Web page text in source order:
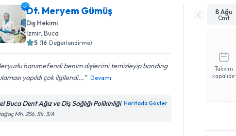
Dt. Meryem Gümüş
Diş Hekimi
İzmir, Buca
5 (16 Değerlendirme)
hanımefendi benim dişlerimi temizleyip bonding
yapıldı çok ilgilendi...
Devamı
Buca Dent Ağız ve Diş Sağlığı Polikinliği Haritada Göster
Mh. 256. Sk. 3/A
8 Ağu
Cmt
Takvim
kapalıdır